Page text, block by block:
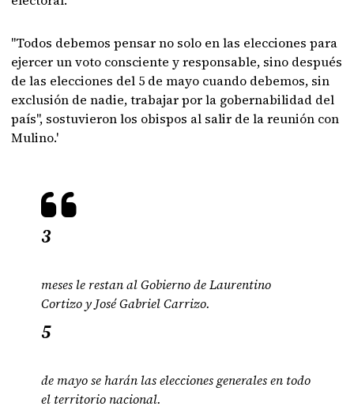
"Todos debemos pensar no solo en las elecciones para
ejercer un voto consciente y responsable, sino después
de las elecciones del 5 de mayo cuando debemos, sin
exclusión de nadie, trabajar por la gobernabilidad del
país", sostuvieron los obispos al salir de la reunión con
Mulino.'
3
meses le restan al Gobierno de Laurentino
Cortizo y José Gabriel Carrizo.
5
de mayo se harán las elecciones generales en todo
el territorio nacional.